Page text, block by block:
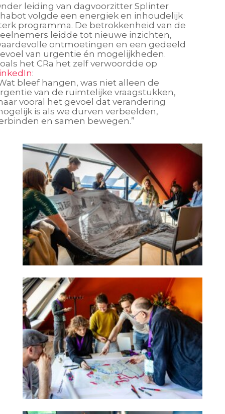
leiding van dagvoorzitter Splinter
volgde een energiek en inhoudelijk
programma. De betrokkenheid van de
leidde tot nieuwe inzichten,
ontmoetingen en een gedeeld
van urgentie én mogelijkheden.
het CRa het zelf verwoordde op
:
bleef hangen, was niet alleen de
van de ruimtelijke vraagstukken,
vooral het gevoel dat verandering
is als we durven verbeelden,
en samen bewegen.”